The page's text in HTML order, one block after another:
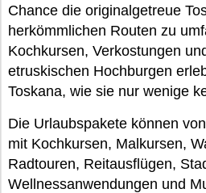
Chance die originalgetreue
herkömmlichen Routen zu
Kochkursen, Verkostungen
etruskischen Hochburgen
Toskana, wie sie nur wenige
Die Urlaubspakete können
mit Kochkursen, Malkursen,
Radtouren, Reitausflügen,
Wellnessanwendungen und